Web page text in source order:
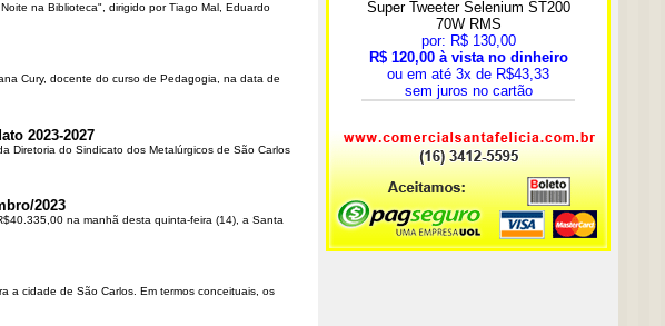
na Biblioteca", dirigido por Tiago Mal, Eduardo
Cury, docente do curso de Pedagogia, na data de
2023-2027
Diretoria do Sindicato dos Metalúrgicos de São Carlos
2023
na manhã desta quinta-feira (14), a Santa
a cidade de São Carlos. Em termos conceituais, os